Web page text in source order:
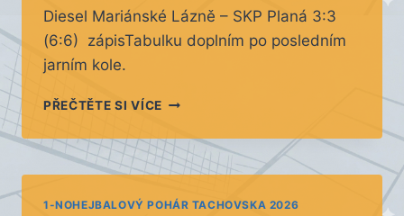
Diesel Mariánské Lázně – SKP Planá 3:3
(6:6) zápisTabulku doplním po posledním
jarním kole.
PŘEČTĚTE SI VÍCEDOHRÁVKA
KOLO
1-NOHEJBALOVÝ POHÁR TACHOVSKA 2026